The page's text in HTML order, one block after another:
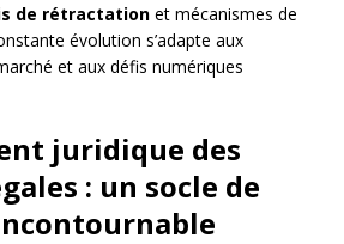
de rétractation et mécanismes de
évolution s’adapte aux
et aux défis numériques
juridique des
: un socle de